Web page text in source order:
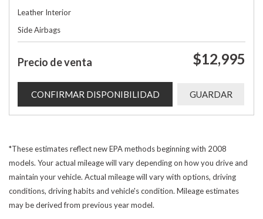
Leather Interior
Side Airbags
Precio de venta $12,995
CONFIRMAR DISPONIBILIDAD GUARDAR
*These estimates reflect new EPA methods beginning with 2008
models. Your actual mileage will vary depending on how you drive and
maintain your vehicle. Actual mileage will vary with options, driving
conditions, driving habits and vehicle's condition. Mileage estimates
may be derived from previous year model.